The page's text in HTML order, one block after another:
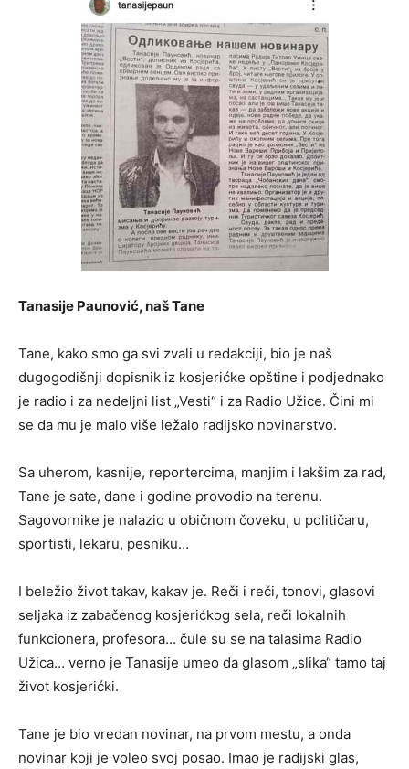
Tanasije Paunović, naš Tane
Tane, kako smo ga svi zvali u redakciji, bio je naš
dugogodišnji dopisnik iz kosjerićke opštine i podjednako
je radio i za nedeljni list „Vesti“ i za Radio Užice. Čini mi
se da mu je malo više ležalo radijsko novinarstvo.
Sa uherom, kasnije, reportercima, manjim i lakšim za rad,
Tane je sate, dane i godine provodio na terenu.
Sagovornike je nalazio u običnom čoveku, u političaru,
sportisti, lekaru, pesniku…
I beležio život takav, kakav je. Reči i reči, tonovi, glasovi
seljaka iz zabačenog kosjerićkog sela, reči lokalnih
funkcionera, profesora… čule su se na talasima Radio
Užica… verno je Tanasije umeo da glasom „slika“ tamo taj
život kosjerićki.
Tane je bio vredan novinar, na prvom mestu, a onda
novinar koji je voleo svoj posao. Imao je radijski glas,